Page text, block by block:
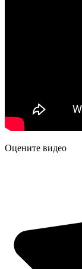
Оцените видео